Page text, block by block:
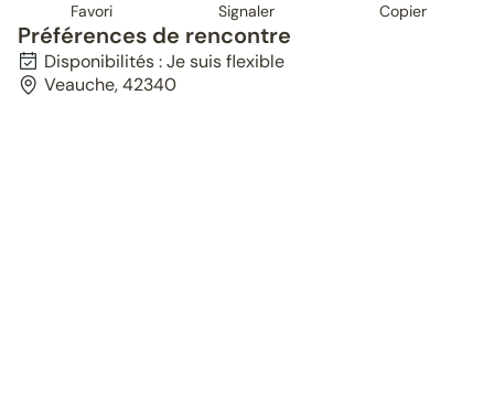
Favori Signaler Copier
Préférences de rencontre
Disponibilités : Je suis flexible
Veauche, 42340